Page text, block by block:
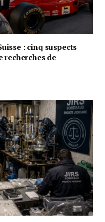
: cinq suspects
recherches de